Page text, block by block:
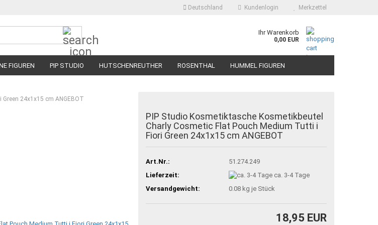
Deutschland Kundenlogin Merkzettel
Ihr Warenkorb
0,00 EUR
FIGUREN PIP STUDIO HUTSCHENREUTHER ROSENTHAL HUMMEL FIGUREN
24x1x15 cm ANGEBOT
PIP Studio Kosmetiktasche Kosmetikbeutel
Charly Cosmetic Flat Pouch Medium Tutti i
Fiori Green 24x1x15 cm ANGEBOT
Art.Nr.:
51.274.249
Lieferzeit:
ca. 3-4 Tage
Versandgewicht:
0.08 kg je Stück
18,95 EUR